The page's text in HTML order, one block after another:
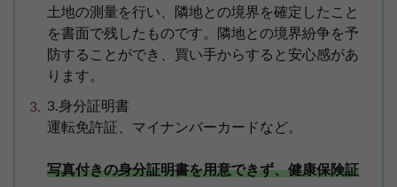
土地の測量を行い、隣地との境界を確定したこと
を書面で残したものです。隣地との境界紛争を予
防することができ、買い手からすると安心感があ
ります。
3.身分証明書
運転免許証、マイナンバーカードなど。
写真付きの身分証明書を用意できず、健康保険証